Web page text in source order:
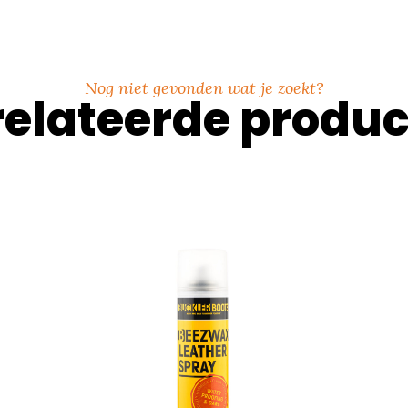
Nog niet gevonden wat je zoekt?